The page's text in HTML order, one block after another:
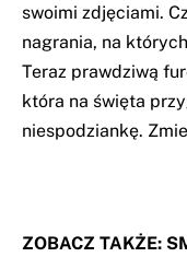
swoimi zdjęciami.
nagrania, na
Teraz prawdziwą
która na święta
niespodziankę.
ZOBACZ TAKŻE: